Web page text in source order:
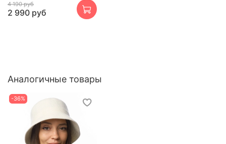
4 190 руб
2 990 руб
Аналогичные товары
-36%